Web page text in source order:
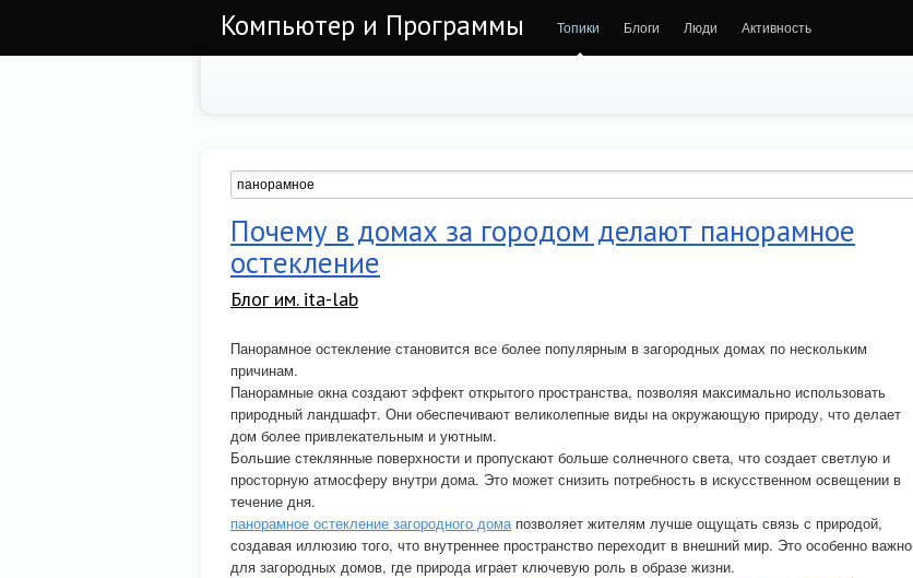
Компьютер и Программы Топики Блоги Люди Активность
Почему в домах за городом делают панорамное
остекление
Блог им. ita-lab
Панорамное остекление становится все более популярным в загородных домах по нескольким
причинам.
Панорамные окна создают эффект открытого пространства, позволяя максимально использовать
природный ландшафт. Они обеспечивают великолепные виды на окружающую природу, что делает
дом более привлекательным и уютным.
Большие стеклянные поверхности и пропускают больше солнечного света, что создает светлую и
просторную атмосферу внутри дома. Это может снизить потребность в искусственном освещении в
течение дня.
панорамное остекление загородного домапозволяет жителям лучше ощущать связь с природой,
создавая иллюзию того, что внутреннее пространство переходит в внешний мир. Это особенно важно
для загородных домов, где природа играет ключевую роль в образе жизни.